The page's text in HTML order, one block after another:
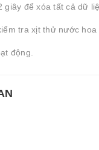
giây để xóa tất cả dữ
tra xịt thử nước hoa
động.